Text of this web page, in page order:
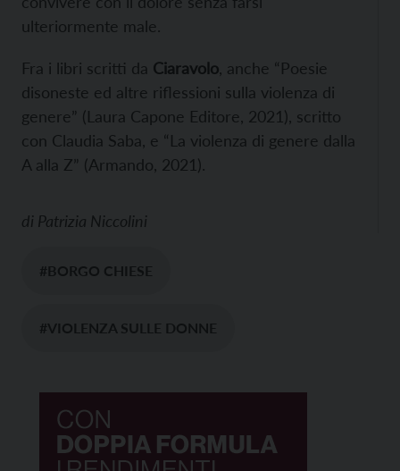
ulteriormente male.
Fra i libri scritti da Ciaravolo , anche “Poesie
disoneste ed altre riflessioni sulla violenza di
genere” (Laura Capone Editore, 2021), scritto
con Claudia Saba, e “La violenza di genere dalla
A alla Z” (Armando, 2021).
di Patrizia Niccolini
#BORGO CHIESE
#VIOLENZA SULLE DONNE